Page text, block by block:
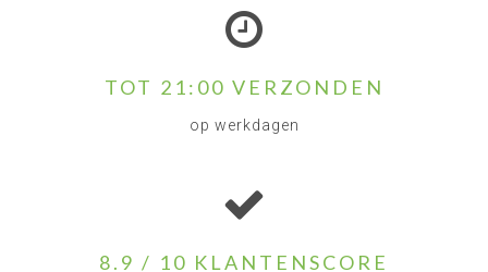
TOT 21:00 VERZONDEN
op werkdagen
8.9 / 10 KLANTENSCORE